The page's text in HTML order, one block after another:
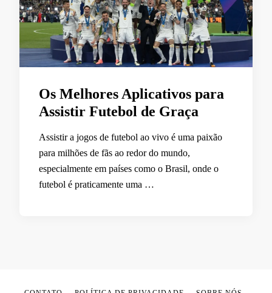
Os Melhores Aplicativos para
Assistir Futebol de Graça
Assistir a jogos de futebol ao vivo é uma paixão
para milhões de fãs ao redor do mundo,
especialmente em países como o Brasil, onde o
futebol é praticamente uma …